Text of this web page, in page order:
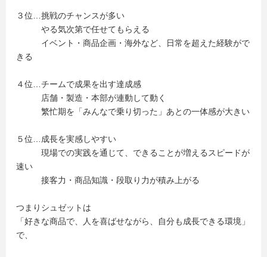
３位…挑戦のチャンスが多い
やる気次第で任せてもらえる
イベント・商品企画・海外など、日常を超えた経験がで
きる
４位…チームで成果を出す達成感
店舗・製造・本部が連動して動く
繁忙期を「みんなで乗り切った」あとの一体感が大きい
５位…成長を実感しやすい
現場での実践を通じて、できることが増えるスピードが
速い
接客力・商品知識・段取り力が積み上がる
つまりシュゼットは
「好きな商品で、人を喜ばせながら、自分も成長できる環境」
で、